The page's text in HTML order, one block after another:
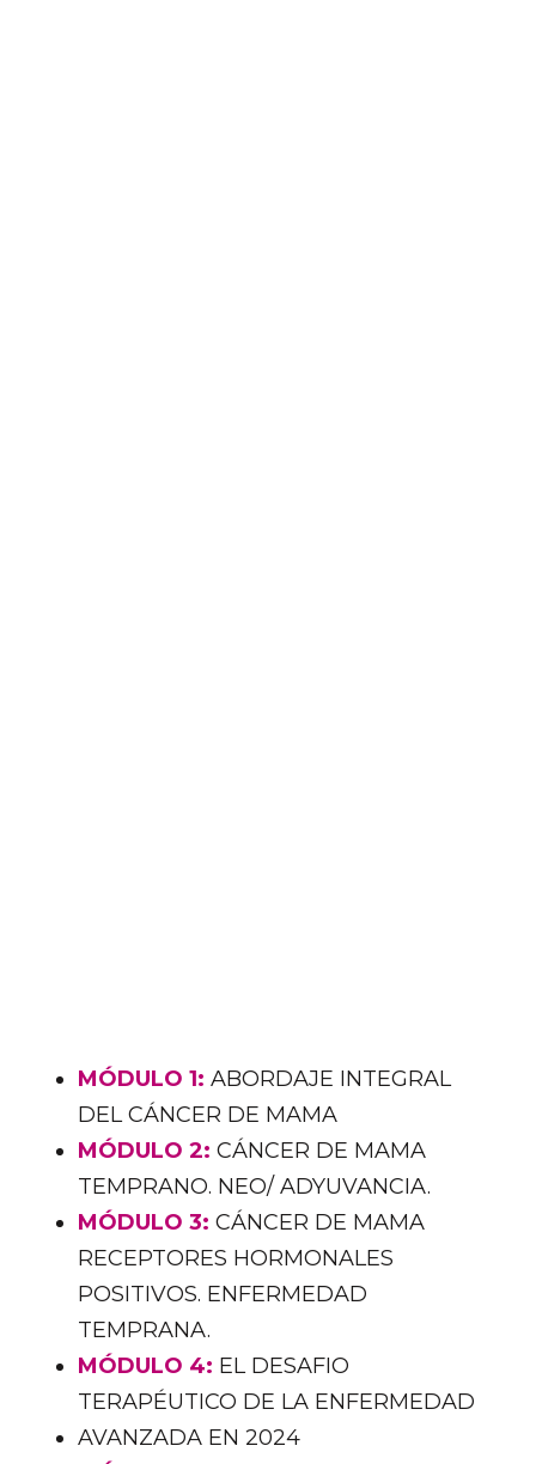
MÓDULO 1: ABORDAJE INTEGRAL
DEL CÁNCER DE MAMA
MÓDULO 2: CÁNCER DE MAMA
TEMPRANO. NEO/ ADYUVANCIA.
MÓDULO 3: CÁNCER DE MAMA
RECEPTORES HORMONALES
POSITIVOS. ENFERMEDAD
TEMPRANA.
MÓDULO 4: EL DESAFIO
TERAPÉUTICO DE LA ENFERMEDAD
AVANZADA EN 2024